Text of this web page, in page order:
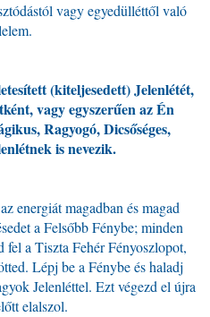
vagy egyedülléttől való
(kiteljesedett) Jelenlétét,
vagy egyszerűen az Én
Ragyogó, Dicsőséges,
is nevezik.
energiát magadban és magad
a Felsőbb Fénybe; minden
a Tiszta Fehér Fényoszlopot,
Lépj be a Fénybe és haladj
Jelenléttel. Ezt végezd el újra
elalszol.